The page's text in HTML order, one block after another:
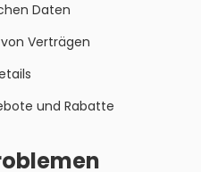
Daten
Verträgen
und Rabatte